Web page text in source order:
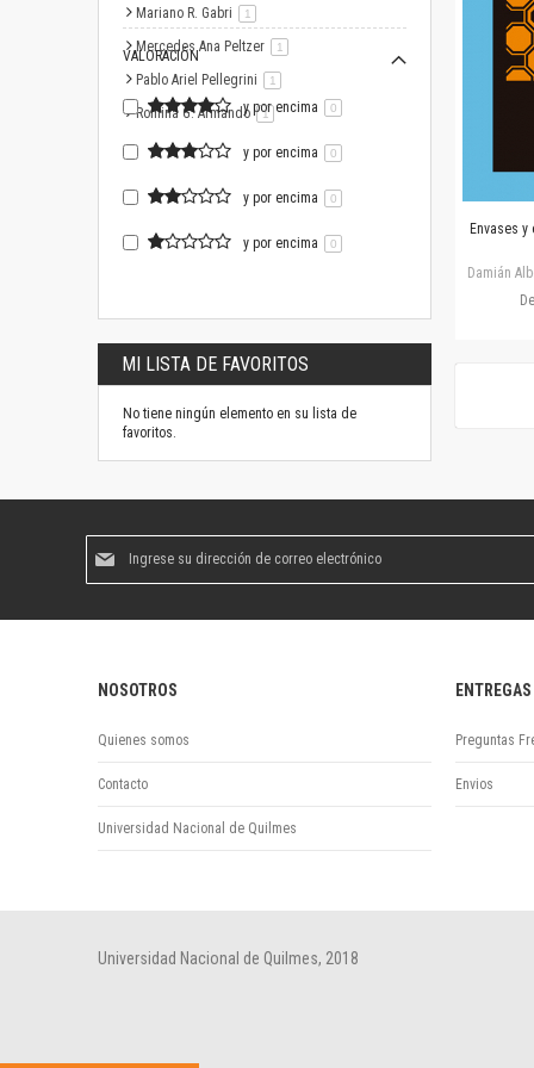
Envases
Damián
Mariano R. Gabri 1
Mercedes Ana Peltzer 1
Pablo Ariel Pellegrini 1
Romina G. Armando 1artículo
VALORACIÓN
y por encima 0
y por encima 0
y por encima 0
y por encima 0
MI LISTA DE FAVORITOS
No tiene ningún elemento en su lista de
favoritos.
boletín
NOSOTROS
Quienes somos
Contacto
Universidad Nacional de Quilmes
ENTREGAS
Preguntas
Envios
Universidad Nacional de Quilmes, 2018